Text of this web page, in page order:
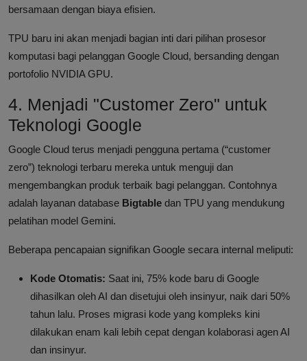
bersamaan dengan biaya efisien.
TPU baru ini akan menjadi bagian inti dari pilihan prosesor
komputasi bagi pelanggan Google Cloud, bersanding dengan
portofolio NVIDIA GPU.
4. Menjadi "Customer Zero" untuk
Teknologi Google
Google Cloud terus menjadi pengguna pertama (“customer
zero”) teknologi terbaru mereka untuk menguji dan
mengembangkan produk terbaik bagi pelanggan. Contohnya
adalah layanan database Bigtable dan TPU yang mendukung
pelatihan model Gemini.
Beberapa pencapaian signifikan Google secara internal meliputi:
Kode Otomatis: Saat ini, 75% kode baru di Google
dihasilkan oleh AI dan disetujui oleh insinyur, naik dari 50%
tahun lalu. Proses migrasi kode yang kompleks kini
dilakukan enam kali lebih cepat dengan kolaborasi agen AI
dan insinyur.